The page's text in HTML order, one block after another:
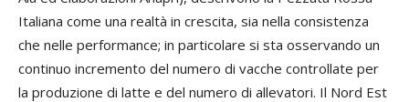
Italiana come una realtà in crescita, sia nella consistenza
che nelle performance; in particolare si sta osservando un
continuo incremento del numero di vacche controllate per
la produzione di latte e del numero di allevatori. Il Nord Est